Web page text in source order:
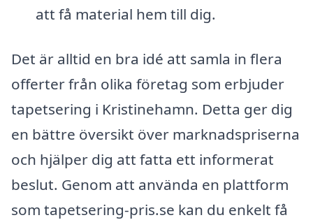
att få material hem till dig.
Det är alltid en bra idé att samla in flera
offerter från olika företag som erbjuder
tapetsering i Kristinehamn. Detta ger dig
en bättre översikt över marknadspriserna
och hjälper dig att fatta ett informerat
beslut. Genom att använda en plattform
som tapetsering-pris.se kan du enkelt få